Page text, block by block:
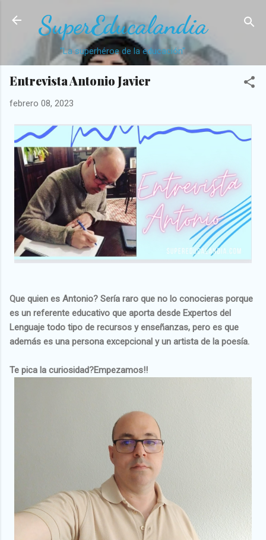
Ir al contenido principal
SuperEducalandia
"La superhéroe de la educación"
Entrevista Antonio Javier
febrero 08, 2023
Que quien es Antonio? Sería raro que no lo conocieras porque
es un referente educativo que aporta desde Expertos del
Lenguaje todo tipo de recursos y enseñanzas, pero es que
además es una persona excepcional y un artista de la poesía.
Te pica la curiosidad?Empezamos!!